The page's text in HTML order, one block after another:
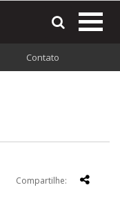
Contato
Compartilhe: